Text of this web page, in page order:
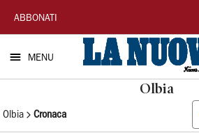
La
Nuova
Sardegna
ABBONATI
MENU
Olbia
Olbia Cronaca